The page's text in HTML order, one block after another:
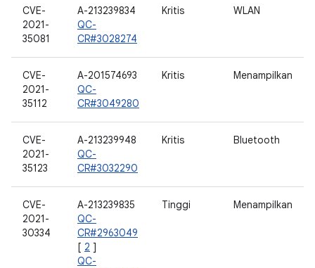
CVE-
2021-
35081
A-213239834
QC-
CR#3028274
Kritis WLAN
CVE-
2021-
35112
A-201574693
QC-
CR#3049280
Kritis Menampilkan
CVE-
2021-
35123
A-213239948
QC-
CR#3032290
Kritis Bluetooth
CVE-
2021-
30334
A-213239835
QC-
CR#2963049
[ 2 ]
QC-
Tinggi Menampilkan